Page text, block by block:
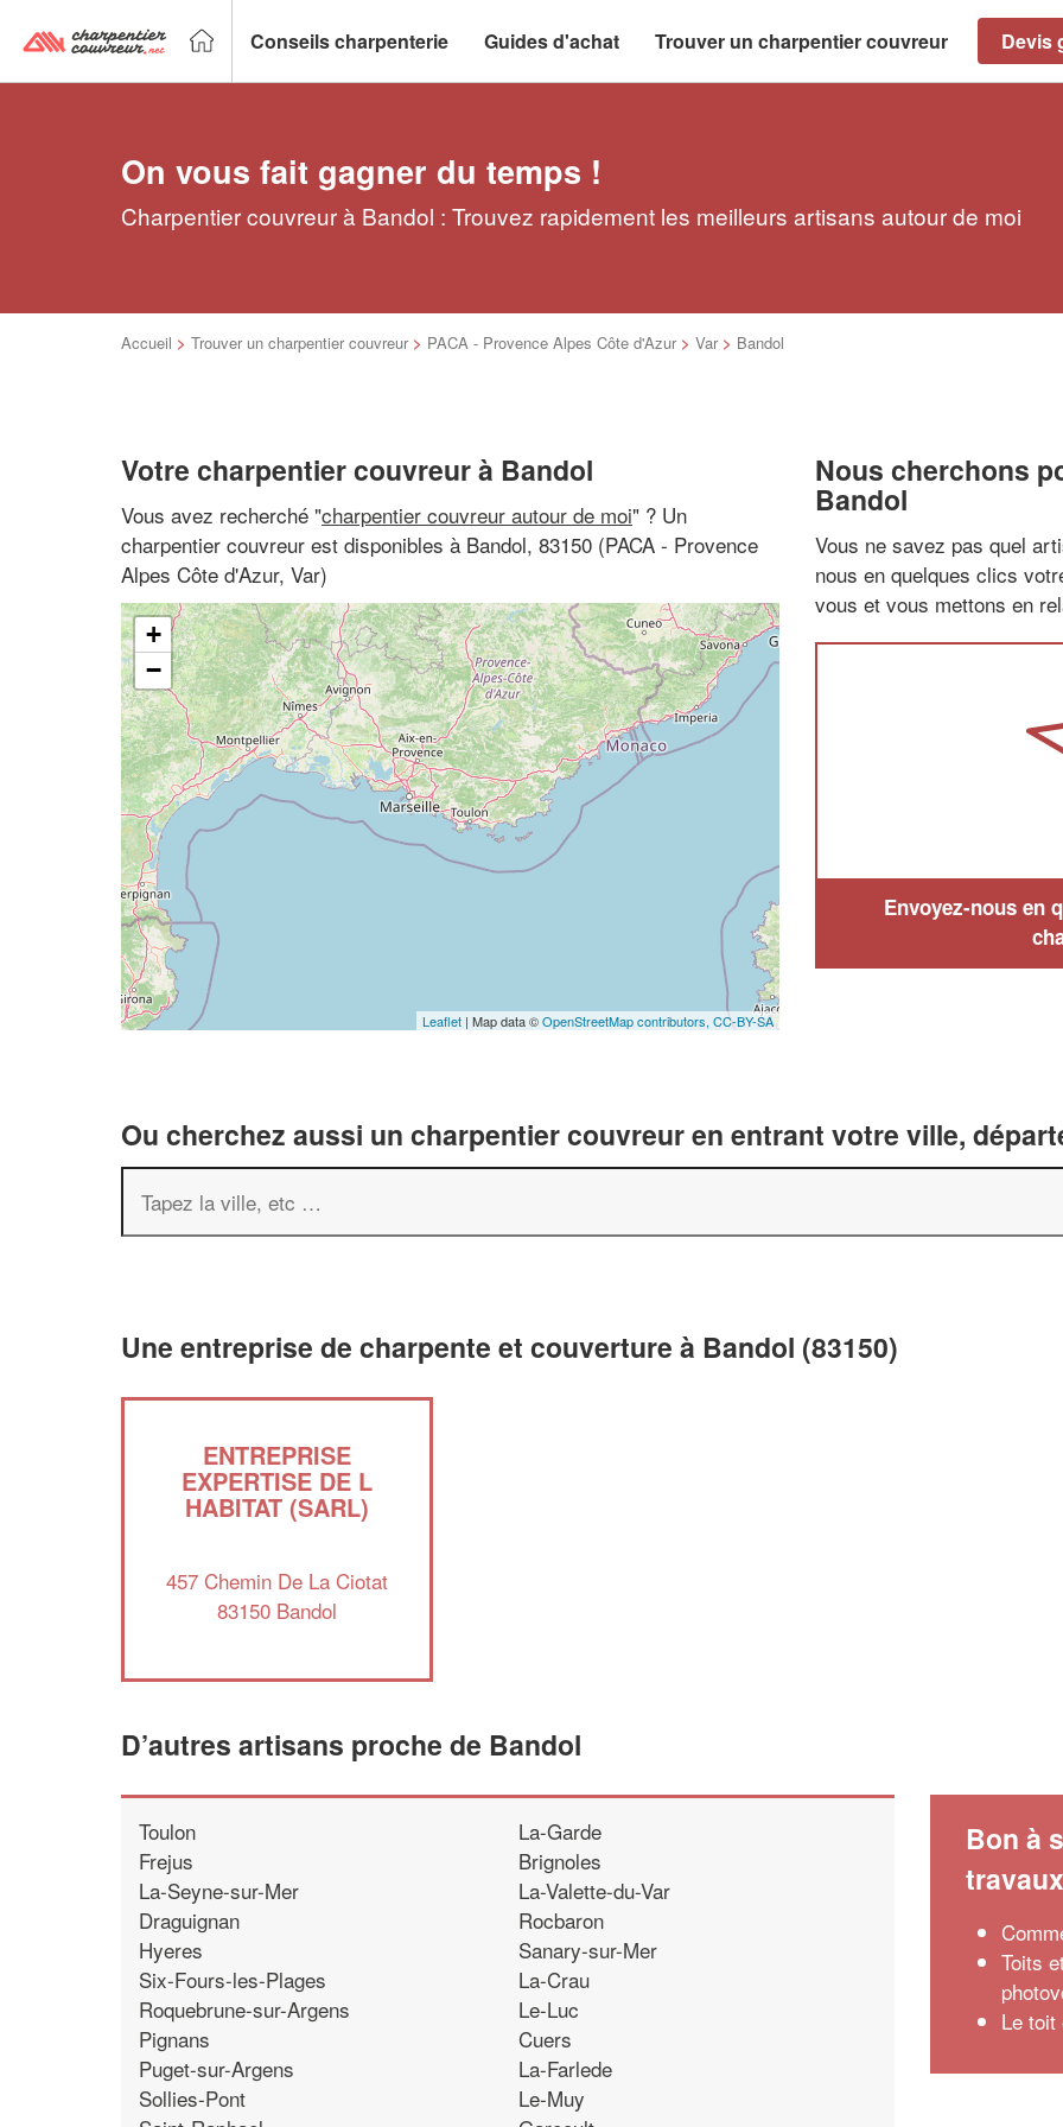
Conseils charpenterie Guides d'achat Trouver un charpentier couvreur Devis
On vous fait gagner du temps !
Charpentier couvreur à Bandol : Trouvez rapidement les meilleurs artisans autour de moi
Accueil > Trouver un charpentier couvreur > PACA - Provence Alpes Côte d'Azur > Var > Bandol
Votre charpentier couvreur à Bandol
Vous avez recherché "charpentier couvreur autour de moi" ? Un
charpentier couvreur est disponibles à Bandol, 83150 (PACA - Provence
Alpes Côte d'Azur, Var)
+
−
Leaflet | Map data ©OpenStreetMap contributors, CC-BY-SA
Nous cherchons
Bandol
Vous ne savez pas quel
nous en quelques clics
vous et vous mettons en
Envoyez-nous en
Ou cherchez aussi un charpentier couvreur en entrant votre ville,
Une entreprise de charpente et couverture à Bandol (83150)
ENTREPRISE
EXPERTISE DE L
HABITAT (SARL)
457 Chemin De La Ciotat
83150 Bandol
D’autres artisans proche de Bandol
Toulon
Frejus
La-Seyne-sur-Mer
Draguignan
Hyeres
Six-Fours-les-Plages
Roquebrune-sur-Argens
Pignans
Puget-sur-Argens
Sollies-Pont
La-Garde
Brignoles
La-Valette-du-Var
Rocbaron
Sanary-sur-Mer
La-Crau
Le-Luc
Cuers
La-Farlede
Le-Muy
Bon à
travaux
Toits
Le toit